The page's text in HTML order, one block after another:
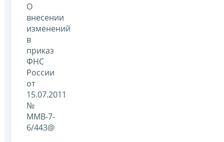
О
внесении
изменений
в
приказ
ФНС
России
от
15.07.2011
№
ММВ-7-
6/443@